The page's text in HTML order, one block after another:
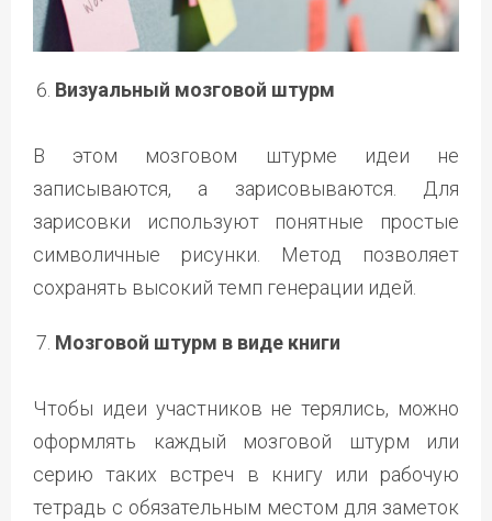
Визуальный мозговой штурм
В этом мозговом штурме идеи не
записываются, а зарисовываются. Для
зарисовки используют понятные простые
символичные рисунки. Метод позволяет
сохранять высокий темп генерации идей.
Мозговой штурм в виде книги
Чтобы идеи участников не терялись, можно
оформлять каждый мозговой штурм или
серию таких встреч в книгу или рабочую
тетрадь с обязательным местом для заметок